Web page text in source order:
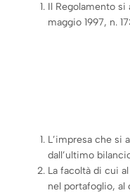
Il Regolamento
maggio 1997, n.
L’impresa che si
dall’ultimo
La facoltà di cui
nel portafoglio, al